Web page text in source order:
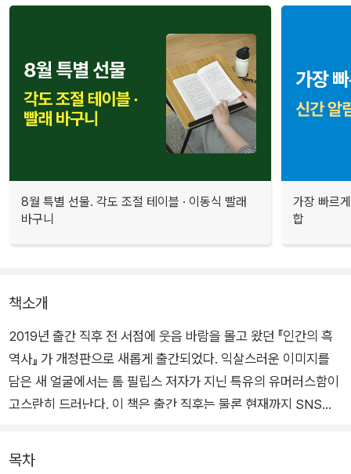
8월 특별 선물. 각도 조절 테이블 · 이동식 빨래
바구니
가장 빠르
합
책소개
2019년 출간 직후 전 서점에 웃음 바람을 몰고 왔던 『인간의 흑
역사』 가 개정판으로 새롭게 출간되었다. 익살스러운 이미지를
담은 새 얼굴에서는 톰 필립스 저자가 지닌 특유의 유머러스함이
고스란히 드러난다. 이 책은 출간 직후는 물론 현재까지 SNS에
니”라는 평을 들으며 많은 독자의 사랑을 받고 있다.
목차